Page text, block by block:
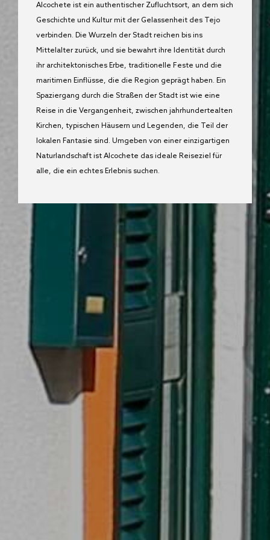
Alcochete ist ein authentischer Zufluchtsort, an dem sich
Geschichte und Kultur mit der Gelassenheit des Tejo
verbinden. Die Wurzeln der Stadt reichen bis ins
Mittelalter zurück, und sie bewahrt ihre Identität durch
ihr architektonisches Erbe, traditionelle Feste und die
maritimen Einflüsse, die die Region geprägt haben. Ein
Spaziergang durch die Straßen der Stadt ist wie eine
Reise in die Vergangenheit, zwischen jahrhundertealten
Kirchen, typischen Häusern und Legenden, die Teil der
lokalen Fantasie sind. Umgeben von einer einzigartigen
Naturlandschaft ist Alcochete das ideale Reiseziel für
alle, die ein echtes Erlebnis suchen.